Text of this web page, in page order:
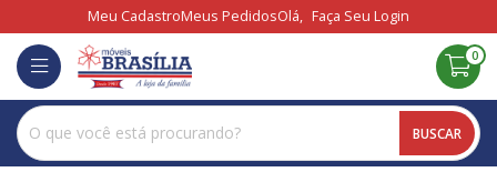
Meu CadastroMeus PedidosOlá, Faça Seu Login
BUSCAR
0